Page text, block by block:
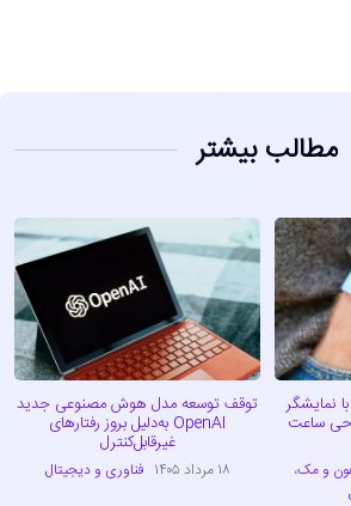
مطالب بیشتر
نمایشگر
ساعت
و مک،
توقف توسعه مدل هوش مصنوعی جدید
OpenAI به‌دلیل بروز رفتارهای
غیرقابل‌کنترل
۱۸ مرداد ۱۴۰۵ فناوری و دیجیتال